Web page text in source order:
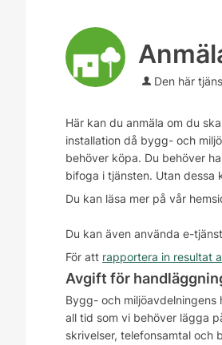
Den här
Här kan du anmäla om du
installation då bygg- och
behöver köpa. Du behöver
bifoga i tjänsten. Utan dessa
Du kan läsa mer på vår
Du kan även använda e-
För att rapportera in resultat
Avgift för
Bygg- och
all tid som vi behöver lägga
skrivelser, telefonsamtal och